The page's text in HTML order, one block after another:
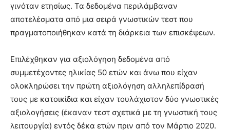
γινόταν ετησίως. Τα δεδομένα περιλάμβαναν
αποτελέσματα από μια σειρά γνωστικών τεστ που
πραγματοποιήθηκαν κατά τη διάρκεια των επισκέψεων.
Επιλέχθηκαν για αξιολόγηση δεδομένα από
συμμετέχοντες ηλικίας 50 ετών και άνω που είχαν
ολοκληρώσει την πρώτη αξιολόγηση αλληλεπίδρασή
τους με κατοικίδια και είχαν τουλάχιστον δύο γνωστικές
αξιολογήσεις (έκαναν τεστ σχετικά με τη γνωστική τους
λειτουργία) εντός δέκα ετών πριν από τον Μάρτιο 2020.